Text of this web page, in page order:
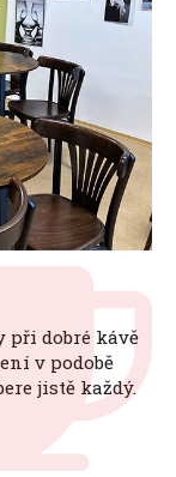
při dobré kávě
v podobě
jistě každý.